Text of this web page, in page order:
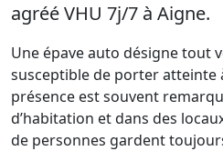
agréé VHU 7j/7 à Aigne.
Une épave auto désigne tout
susceptible de porter atteinte
présence est souvent
d’habitation et dans des
de personnes gardent